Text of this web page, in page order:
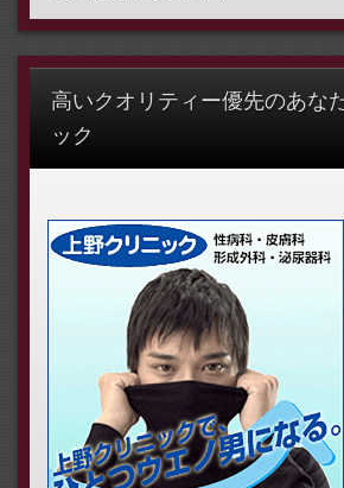
高いクオリティー優先のあな
ック